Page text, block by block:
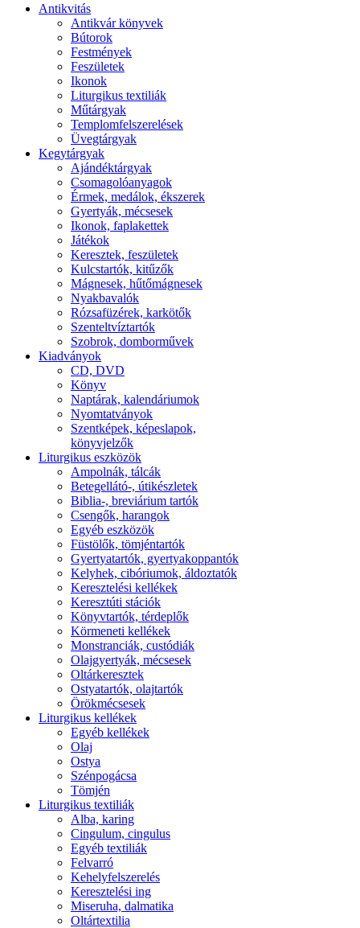
Antikvitás
Antikvár könyvek
Bútorok
Festmények
Feszületek
Ikonok
Liturgikus textiliák
Műtárgyak
Templomfelszerelések
Üvegtárgyak
Kegytárgyak
Ajándéktárgyak
Csomagolóanyagok
Érmek, medálok, ékszerek
Gyertyák, mécsesek
Ikonok, faplakettek
Játékok
Keresztek, feszületek
Kulcstartók, kitűzők
Mágnesek, hűtőmágnesek
Nyakbavalók
Rózsafüzérek, karkötők
Szenteltvíztartók
Szobrok, domborművek
Kiadványok
CD, DVD
Könyv
Naptárak, kalendáriumok
Nyomtatványok
Szentképek, képeslapok,
könyvjelzők
Liturgikus eszközök
Ampolnák, tálcák
Betegellátó-, útikészletek
Biblia-, breviárium tartók
Csengők, harangok
Egyéb eszközök
Füstölők, tömjéntartók
Gyertyatartók, gyertyakoppantók
Kelyhek, cibóriumok, áldoztatók
Keresztelési kellékek
Keresztúti stációk
Könyvtartók, térdeplők
Körmeneti kellékek
Monstranciák, custódiák
Olajgyertyák, mécsesek
Oltárkeresztek
Ostyatartók, olajtartók
Örökmécsesek
Liturgikus kellékek
Egyéb kellékek
Olaj
Ostya
Szénpogácsa
Tömjén
Liturgikus textiliák
Alba, karing
Cingulum, cingulus
Egyéb textiliák
Felvarró
Kehelyfelszerelés
Keresztelési ing
Miseruha, dalmatika
Oltártextilia